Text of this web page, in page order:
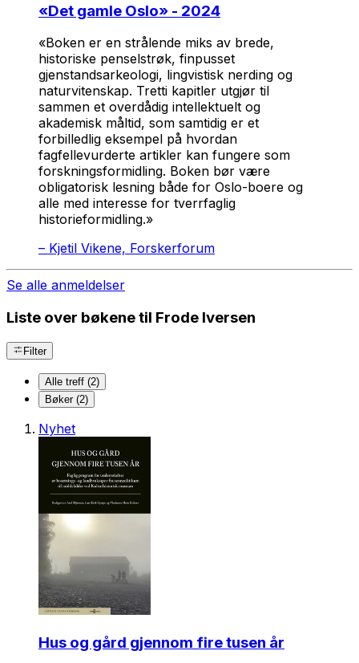
«Det gamle Oslo» - 2024
«Boken er en strålende miks av brede,
historiske penselstrøk, finpusset
gjenstandsarkeologi, lingvistisk nerding og
naturvitenskap. Tretti kapitler utgjør til
sammen et overdådig intellektuelt og
akademisk måltid, som samtidig er et
forbilledlig eksempel på hvordan
fagfellevurderte artikler kan fungere som
forskningsformidling. Boken bør være
obligatorisk lesning både for Oslo-boere og
alle med interesse for tverrfaglig
historieformidling.»
– Kjetil Vikene, Forskerforum
Se alle anmeldelser
Liste over bøkene til Frode Iversen
Filter
Alle treff (2)
Bøker (2)
Nyhet
Hus og gård gjennom fire tusen år